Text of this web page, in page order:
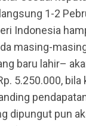
1-2
Indonesia
masing-
baru lahir–
5.250.000,
dipungut pun